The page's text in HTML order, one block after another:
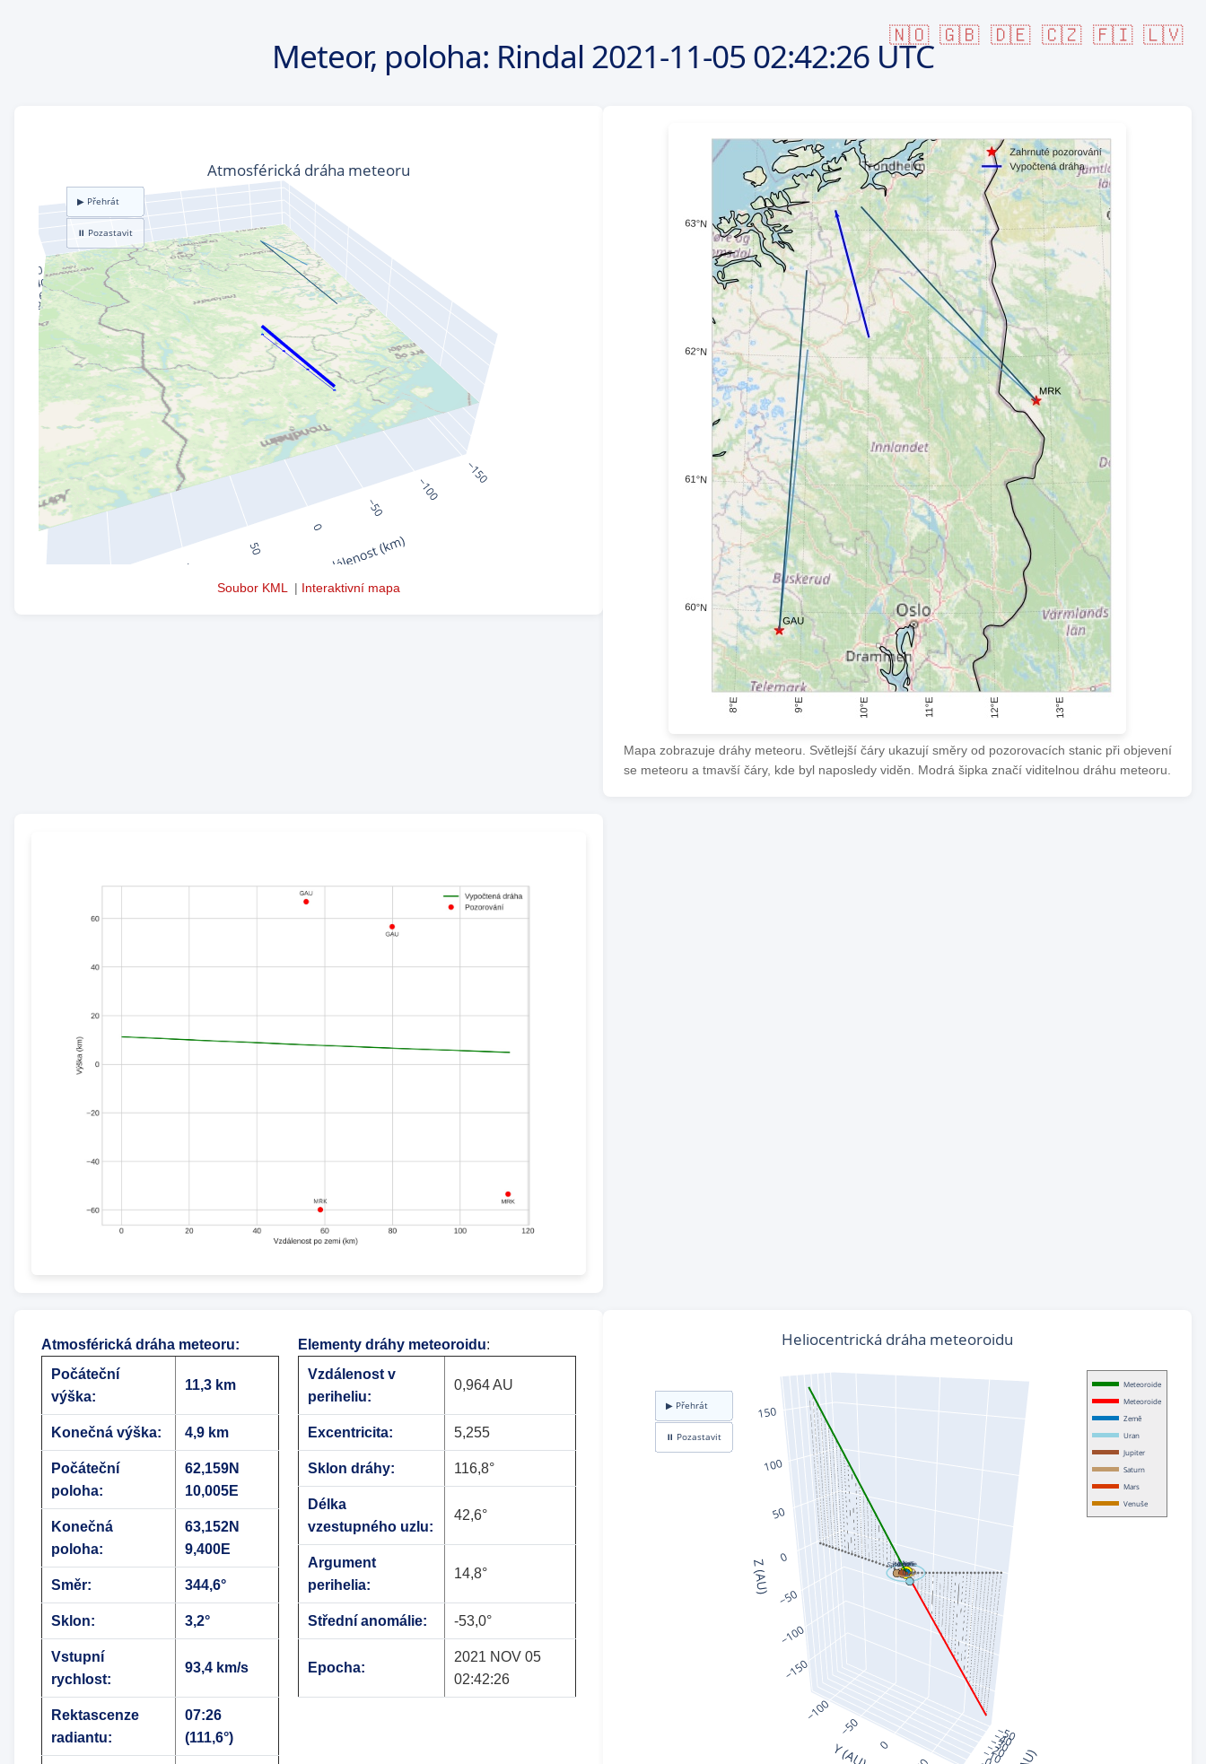
🇳🇴 🇬🇧 🇩🇪 🇨🇿 🇫🇮 🇱🇻
Meteor, poloha: Rindal 2021-11-05 02:42:26 UTC
Soubor KML | Interaktivní mapa
Mapa zobrazuje dráhy meteoru. Světlejší čáry ukazují směry od pozorovacích stanic při objevení
se meteoru a tmavší čáry, kde byl naposledy viděn. Modrá šipka značí viditelnou dráhu meteoru.
Atmosférická dráha meteoru:
Počáteční
výška:
11,3 km
Konečná výška: 4,9 km
Počáteční
poloha:
62,159N
10,005E
Konečná
poloha:
63,152N
9,400E
Směr: 344,6°
Sklon: 3,2°
Vstupní
rychlost:
93,4 km/s
Rektascenze
radiantu:
07:26
(111,6°)
Elementy dráhy meteoroidu:
Vzdálenost v
periheliu:
0,964 AU
Excentricita: 5,255
Sklon dráhy: 116,8°
Délka
vzestupného uzlu:
42,6°
Argument
perihelia:
14,8°
Střední anomálie: -53,0°
Epocha:
2021 NOV 05
02:42:26